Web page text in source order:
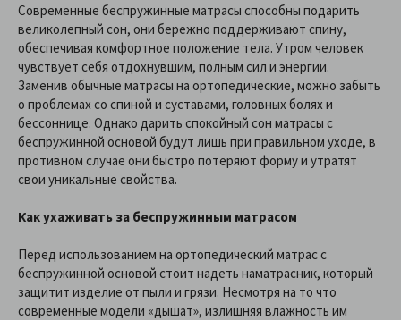
Современные беспружинные матрасы способны подарить
великолепный сон, они бережно поддерживают спину,
обеспечивая комфортное положение тела. Утром человек
чувствует себя отдохнувшим, полным сил и энергии.
Заменив обычные матрасы на ортопедические, можно забыть
о проблемах со спиной и суставами, головных болях и
бессоннице. Однако дарить спокойный сон матрасы с
беспружинной основой будут лишь при правильном уходе, в
противном случае они быстро потеряют форму и утратят
свои уникальные свойства.
Как ухаживать за беспружинным матрасом
Перед использованием на ортопедический матрас с
беспружинной основой стоит надеть наматрасник, который
защитит изделие от пыли и грязи. Несмотря на то что
современные модели «дышат», излишняя влажность им